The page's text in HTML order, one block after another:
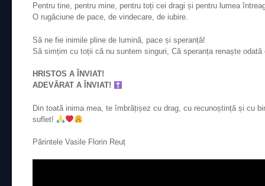
Pentru tine, pentru mine, pentru toți cei dragi și pentru lumea
O rugăciune de pace, de vindecare, de iubire.
Să ne fie inimile pline de lumină, pace și speranță!
Să simțim cu toții că nu suntem singuri, Că speranța renaște odată
HRISTOS A ÎNVIAT!
ADEVĂRAT A ÎNVIAT!
Din toată inima mea, te îmbrățișez cu drag, cu recunoștință și cu
suflet!
Părintele Vasile Florin Reuț